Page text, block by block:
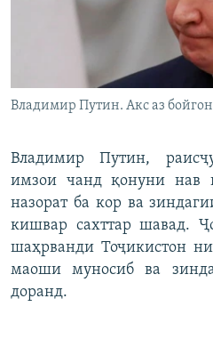
Владимир Путин. Акс аз
Владимир Путин,
имзои чанд қонуни нав
назорат ба кор ва
кишвар сахттар шавад.
шаҳрванди Тоҷикистон
маоши муносиб ва
доранд.